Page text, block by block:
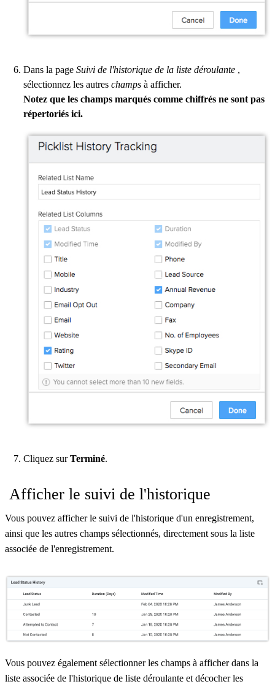
Dans la page Suivi de l'historique de la liste déroulante ,
sélectionnez les autres champs à afficher.
Notez que les champs marqués comme chiffrés ne sont pas
répertoriés ici.
Cliquez surTerminé.
Afficher le suivi de l'historique
Vous pouvez afficher le suivi de l'historique d'un enregistrement,
ainsi que les autres champs sélectionnés, directement sous la liste
associée de l'enregistrement.
Vous pouvez également sélectionner les champs à afficher dans la
liste associée de l'historique de liste déroulante et décocher les